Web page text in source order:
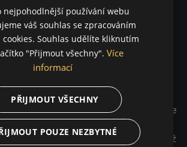
a vizionářské pohledy do hlubin kosmu
v podmanivý celek, podbarvený
Berlinale - Competition
Screenplay 2015
/ Francie / Chile
zapomenuté hlasy historie, které se
plochách Chile. Perleťový knoflík je
esejí, v nichž Patricio Guzmán
země prostřednictvím fenoménu, jenž
nejpohodlnější používání webu
váš souhlas se zpracováním
Souhlas udělíte kliknutím
"Přijmout všechny". Více
informací
PŘIJMOUT VŠECHNY
POUZE NEZBYTNÉ